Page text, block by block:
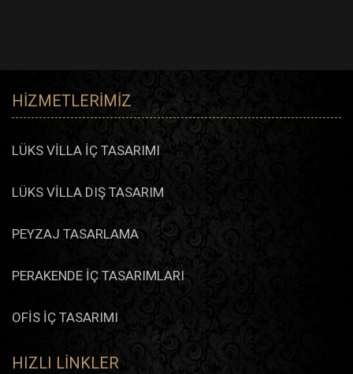
HIZMETLERIMIZ
LÜKS VİLLA İÇ TASARIMI
LÜKS VİLLA DIŞ TASARIM
PEYZAJ TASARLAMA
PERAKENDE İÇ TASARIMLARI
OFİS İÇ TASARIMI
HIZLI LINKLER